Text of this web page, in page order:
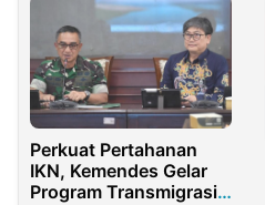
Perkuat Pertahanan
IKN, Kemendes Gelar
Program Transmigrasi